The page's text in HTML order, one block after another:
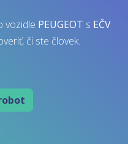
vozidle PEUGEOT s EČV
či ste človek.